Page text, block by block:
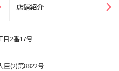
店舗紹介
目2番17号
臣(2)第8822号